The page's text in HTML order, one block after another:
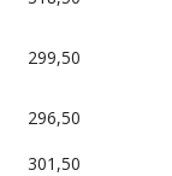
299,50
296,50
301,50